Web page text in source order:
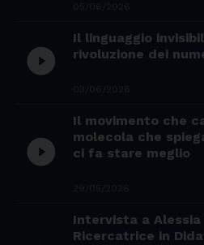
play_circle_filled
Il linguaggio
rivoluzione dei
play_circle_filled
Il movimento che
molecola che
ci fa stare meglio
Intervista a
Ricercatrice in